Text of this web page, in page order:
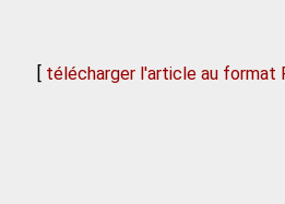
[ télécharger l'article au format